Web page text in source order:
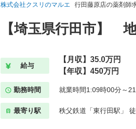
株式会社クスリのマルエ 行田藤原店の薬剤師
【埼玉県行田市】
給与
【月収】35.0万円
【年収】450万円
勤務時間 就業時間1:09時00分～
最寄り駅 秩父鉄道「東行田駅」